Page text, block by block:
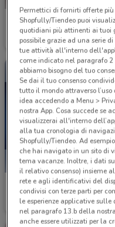
Sme
Scade il 31/08 1.9
LaFeltrinelli
Scade il 31/08 2
Permettici di fornirti offerte
Shopfully/Tiendeo puoi
quotidiani più attinenti ai tuoi
possibile grazie ad una serie
tue attività all'interno
come indicato nel paragrafo
abbiamo bisogno del tuo
Se dai il tuo consenso
tutto il mondo attraverso l’uso
idea accedendo a Menu >
nostra App. Cosa succede se
visualizzerai all'interno
alla tua cronologia di
Shopfully/Tiendeo. Ad
che hai navigato in un sito di
tema vacanze. Inoltre, i dati
il relativo consenso) insieme
rete e agli identificativi del
condivisi con terze parti per
le esperienze applicative
nel paragrafo 13.b della
anche essere utilizzati per la